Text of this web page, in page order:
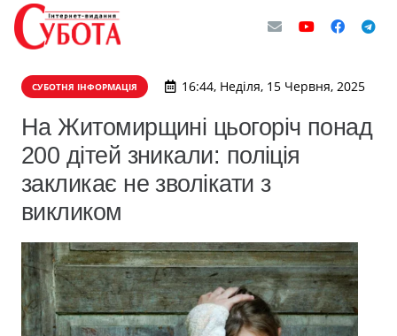
СУБОТНЯ ІНФОРМАЦІЯ 16:44, Неділя, 15 Червня, 2025
На Житомирщині цьогоріч понад
200 дітей зникали: поліція
закликає не зволікати з
викликом